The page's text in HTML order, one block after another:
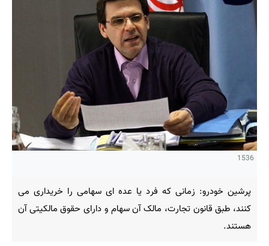
1536
پرشین خودرو: زمانی که فرد یا عده ای سهامی را خریداری می
کنند، طبق قانون تجارت، مالک آن سهام و دارای حقوق مالکیتی آن
هستند.